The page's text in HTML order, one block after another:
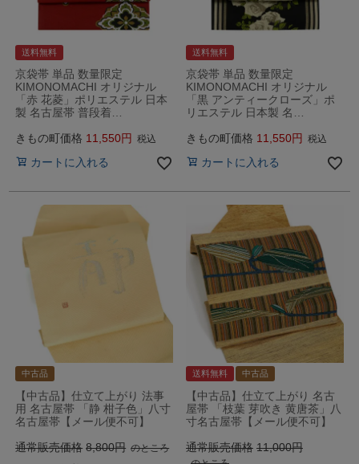
送料無料
京袋帯 単品 数量限定
KIMONOMACHI オリジナル
「赤 花菱」ポリエステル 日本
製 名古屋帯 普段着…
きもの町価格 11,550 税込
カートに入れる
送料無料
京袋帯 単品 数量限定
KIMONOMACHI オリジナル
「黒 アンティークローズ」ポ
リエステル 日本製 名…
きもの町価格 11,550 税込
カートに入れる
中古品
【中古品】仕立て上がり 法事
用 名古屋帯 「静 柑子色」八寸
名古屋帯【メール便不可】
通常販売価格 8,800 のところ
送料無料 中古品
【中古品】仕立て上がり 名古
屋帯 「枝葉 芽吹き 黄唐茶」八
寸名古屋帯【メール便不可】
通常販売価格 11,000